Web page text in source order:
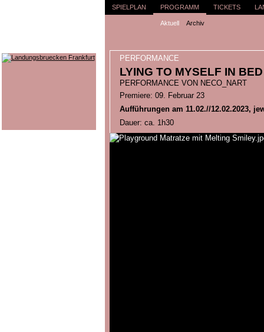
SPIELPLAN PROGRAMM
Aktuell Archiv
TICKETS
PERFORMANCE
LYING TO MYSELF IN BED
PERFORMANCE VON NECO_NART
Premiere: 09. Februar 23
Aufführungen am 11.02.//12.02.2023,
Dauer: ca. 1h30